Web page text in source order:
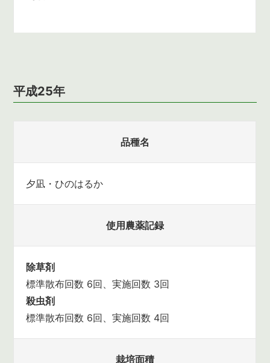
平成25年
品種名
夕凪・ひのはるか
使用農薬記録
除草剤
標準散布回数 6回、実施回数 3回
殺虫剤
標準散布回数 6回、実施回数 4回
栽培面積